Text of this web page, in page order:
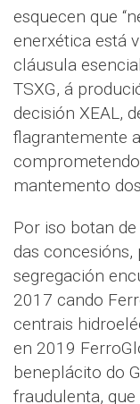
esquecen que
enerxética está
cláusula
TSXG, á
decisión XEAL,
flagrantemente
mantemento
Por iso botan
das concesións,
segregación
2017 cando
centrais
en 2019
beneplácito do
fraudulenta,